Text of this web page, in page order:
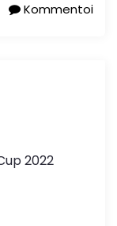
Kommentoi
2022